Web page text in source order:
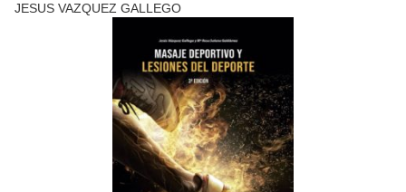
JESUS VAZQUEZ GALLEGO